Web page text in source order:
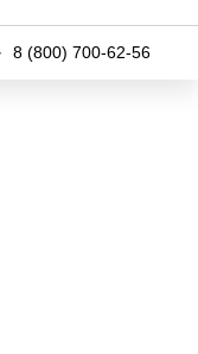
8 (800) 700-62-56